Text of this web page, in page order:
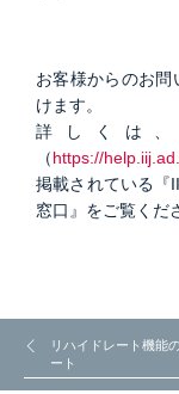
お客様からのお
けます。
詳しくは
（https://
掲載されている『
窓口』をご覧くだ
リハイドレート機能
ート